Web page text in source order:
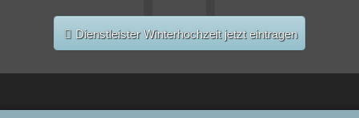
Dienstleister Winterhochzeit jetzt eintragen